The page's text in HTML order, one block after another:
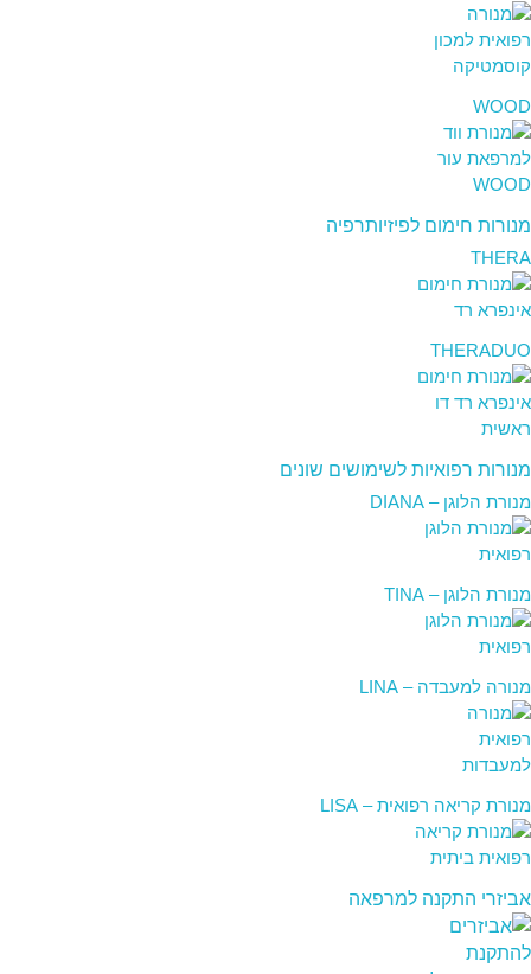
WOOD
מנורות חימום לפיזיותרפיה
THERA
THERADUO
מנורות רפואיות לשימושים שונים
מנורת הלוגן – DIANA
מנורת הלוגן – TINA
מנורה למעבדה – LINA
מנורת קריאה רפואית – LISA
אביזרי התקנה למרפאה